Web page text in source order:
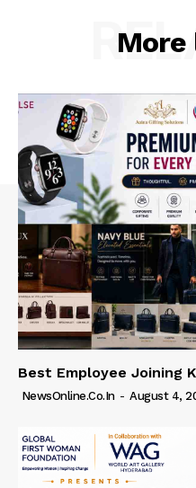
More
Best Employee Joining
NewsOnline.co.in - August 4,